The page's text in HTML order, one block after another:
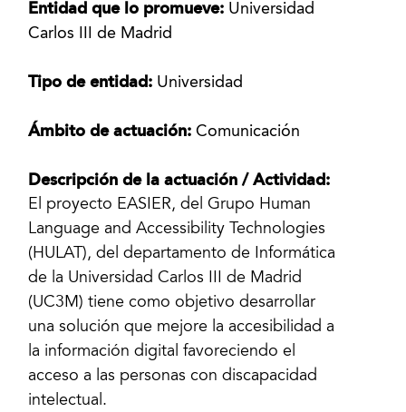
Entidad que lo promueve: Universidad
Carlos III de Madrid
Tipo de entidad: Universidad
Ámbito de actuación:Comunicación
Descripción de la actuación / Actividad:
El proyecto EASIER, del Grupo Human
Language and Accessibility Technologies
(HULAT), del departamento de Informática
de la Universidad Carlos III de Madrid
(UC3M) tiene como objetivo desarrollar
una solución que mejore la accesibilidad a
la información digital favoreciendo el
acceso a las personas con discapacidad
intelectual.